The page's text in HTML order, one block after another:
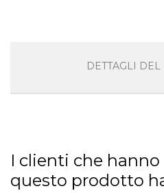
DETTAGLI
I clienti che
questo prodotto